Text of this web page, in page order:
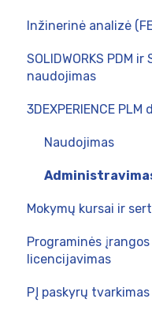
SWOOD - baldų
SOLIDWORKS
Diegimas
Postprocesoriai
pramonėje
Inžinerinė analizė
Skaičiavimai
SOLIDWORKS PDM ir
naudojimas
Naudojimas
Intergravimas su
Diegimas
3DEXPERIENCE
Naudojimas
Mokymų kursai ir
SOLIDWORKS
Programinės
licencijavimas
SOLIDWORKS /
PĮ paskyrų tvarkimas